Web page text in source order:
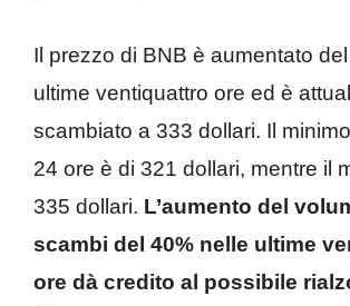
Il prezzo di BNB è aumentato
ultime ventiquattro ore ed è
scambiato a 333 dollari. Il
24 ore è di 321 dollari, mentre il
335 dollari. L’aumento del
scambi del 40% nelle ultime
ore dà credito al possibile